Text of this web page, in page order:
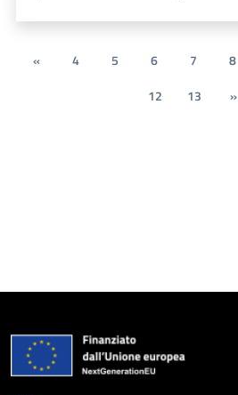
« 4 5 6 7 8
12
13 »